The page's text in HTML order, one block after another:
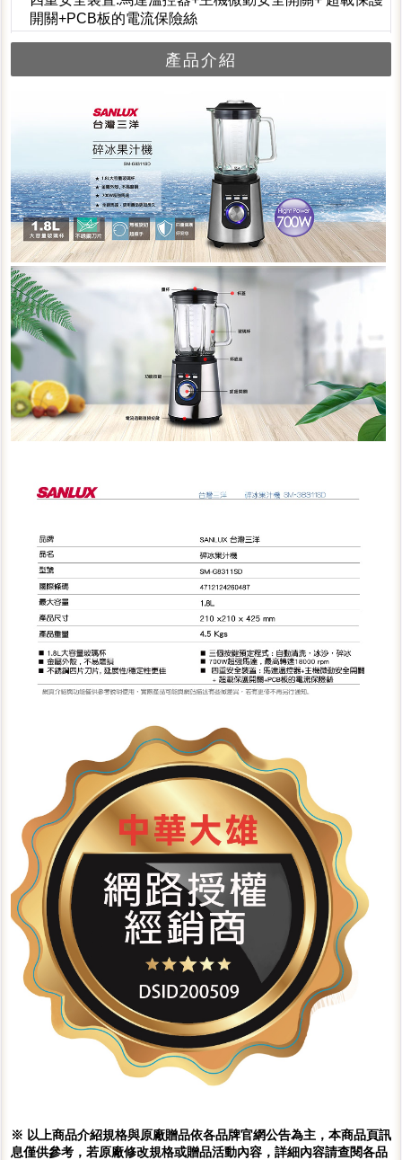
開關+PCB板的電流保險絲
產品介紹
※ 以上商品介紹規格與原廠贈品依各品牌官網公告為主，本商品頁訊
息僅供參考，若原廠修改規格或贈品活動內容，詳細內容請查閱各品